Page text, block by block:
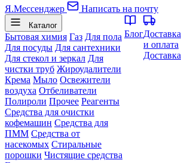
Я.Мессенджер
Написать на почту
Каталог
Бытовая химия Газ Для пола
Для посуды Для сантехники
Для стекол и зеркал Для
чистки труб Жироудалители
Крема Мыло Освежители
воздуха Отбеливатели
Полироли Прочее Реагенты
Средства для очистки
кофемашин Средства для
ПММ Средства от
насекомых Стиральные
порошки Чистящие средства
БлогДоставка
и оплата
Доставка